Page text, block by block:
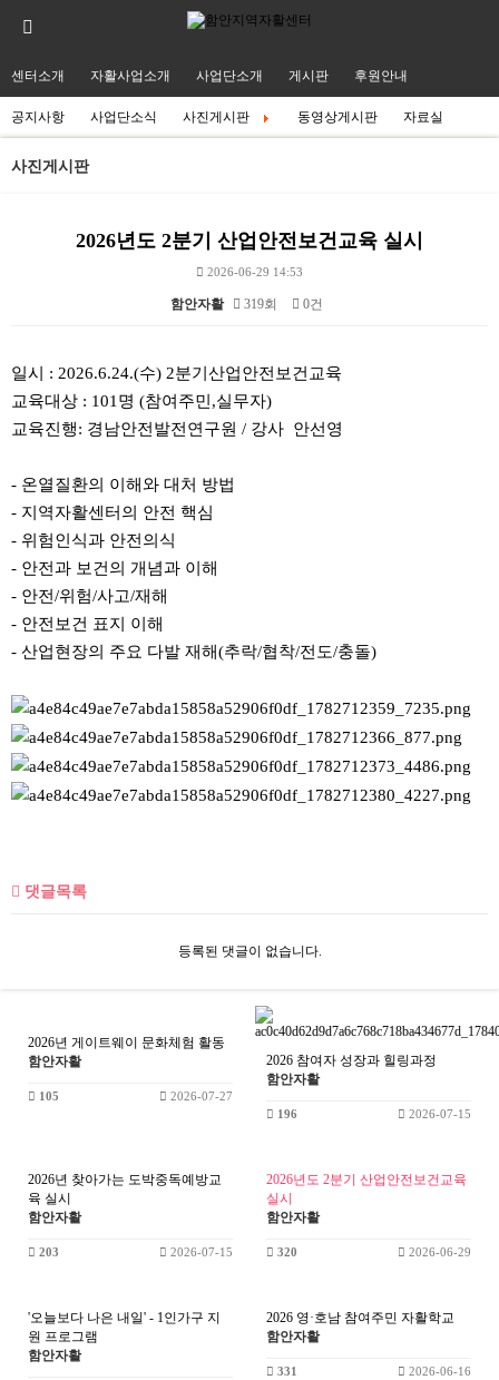
센터소개 자활사업소개 사업단소개 게시판 후원안내
공지사항 사업단소식 사진게시판 동영상게시판 자료실
사진게시판
2026년도 2분기 산업안전보건교육 실시
2026-06-29 14:53
함안자활 319회 0건
일시 : 2026.6.24.(수) 2분기산업안전보건교육
교육대상 : 101명 (참여주민,실무자)
교육진행: 경남안전발전연구원 / 강사 안선영
- 온열질환의 이해와 대처 방법
- 지역자활센터의 안전 핵심
- 위험인식과 안전의식
- 안전과 보건의 개념과 이해
- 안전/위험/사고/재해
- 안전보건 표지 이해
- 산업현장의 주요 다발 재해(추락/협착/전도/충돌)
댓글목록
등록된 댓글이 없습니다.
2026년 게이트웨이 문화체험 활동
함안자활
105 2026-07-27
2026 참여자 성장과 힐링과정
함안자활
196 2026-07-15
2026년 찾아가는 도박중독예방교
육 실시
함안자활
203 2026-07-15
2026년도 2분기 산업안전보건교육
실시
함안자활
320 2026-06-29
'오늘보다 나은 내일' - 1인가구 지
원 프로그램
함안자활
2026 영·호남 참여주민 자활학교
함안자활
331 2026-06-16